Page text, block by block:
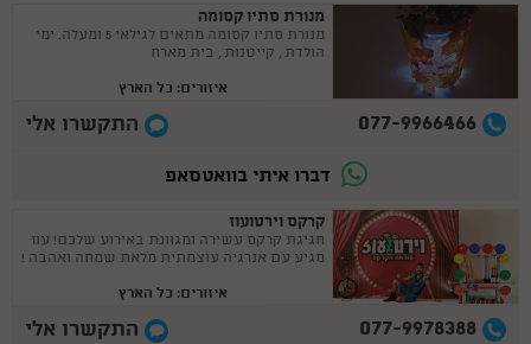
מנורת סתיו קסומה
מנורת סתיו קסומה מתאים לגילאי 5 ומעלה. ימי
הולדת , קייטנות , בית מארח
איזורים: כל הארץ
077-9966466 התקשרו אלי
דברו איתי בוואטסאפ
קרקס וירטועוז
חגיגת קרקס עשירה ומגוונת באירוע שלכם! עוז
מגיע עם אנרגיה עוצמתית מלאת שמחה ואהבה !
איזורים: כל הארץ
077-9978388 התקשרו אלי